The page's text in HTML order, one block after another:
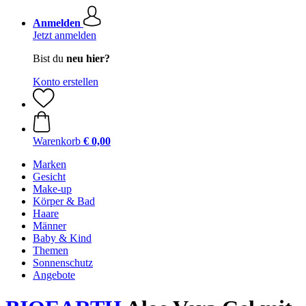
Anmelden
Jetzt anmelden
Bist du neu hier?
Konto erstellen
Warenkorb € 0,00
Marken
Gesicht
Make-up
Körper & Bad
Haare
Männer
Baby & Kind
Themen
Sonnenschutz
Angebote